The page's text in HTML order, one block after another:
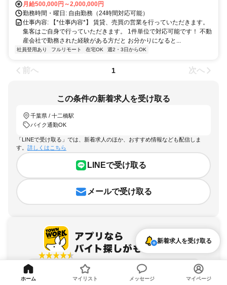
月給500,000円～2,000,000円
勤務時間・曜日: 自由勤務（24時間対応可能）
仕事内容: 【*仕事内容*】 賃貸、売買の営業を行っていただきます。
集客はご自身で行っていただきます。 1件単位で対応可能です！ 不動
産会社で勤務された経験がある方だと お分かりになると...
社員登用あり フルリモート 在宅OK 週2・3日からOK
前へ 1 次へ
この条件の新着求人を受け取る
千葉県 / 十二橋駅
バイク通勤OK
「LINEで受け取る」では、新着求人のほか、おすすめ情報なども配信しま
す。 詳しくはこちら
LINEで受け取る
メールで受け取る
アプリを無料ダウンロード
新着求人を受け取る
ホーム マイリスト メッセージ マイページ